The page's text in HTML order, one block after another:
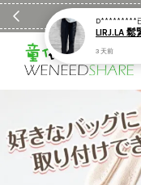
滿$1990送日
您的購
D*********
LIRJ.LA
3 天前